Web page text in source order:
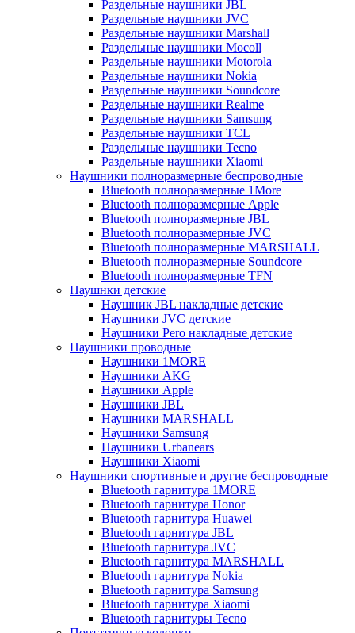
Раздельные наушники JBL
Раздельные наушники JVC
Раздельные наушники Marshall
Раздельные наушники Mocoll
Раздельные наушники Motorola
Раздельные наушники Nokia
Раздельные наушники Soundcore
Раздельные наушники Realme
Раздельные наушники Samsung
Раздельные наушники TCL
Раздельные наушники Tecno
Раздельные наушники Xiaomi
Наушники полноразмерные беспроводные
Bluetooth полноразмерные 1More
Bluetooth полноразмерные Apple
Bluetooth полноразмерные JBL
Bluetooth полноразмерные JVC
Bluetooth полноразмерные MARSHALL
Bluetooth полноразмерные Soundcore
Bluetooth полноразмерные TFN
Наушнки детские
Наушник JBL накладные детские
Наушники JVC детские
Наушники Pero накладные детские
Наушники проводные
Наушники 1MORE
Наушники AKG
Наушники Apple
Наушники JBL
Наушники MARSHALL
Наушники Samsung
Наушники Urbanears
Наушники Xiaomi
Наушники спортивные и другие беспроводные
Bluetooth гарнитура 1MORE
Bluetooth гарнитура Honor
Bluetooth гарнитура Huawei
Bluetooth гарнитура JBL
Bluetooth гарнитура JVC
Bluetooth гарнитура MARSHALL
Bluetooth гарнитура Nokia
Bluetooth гарнитура Samsung
Bluetooth гарнитура Xiaomi
Bluetooth гарнитуры Tecno